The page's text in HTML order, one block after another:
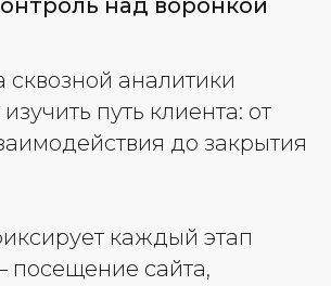
над воронкой
сквозной аналитики
путь клиента: от
до закрытия
каждый этап
посещение сайта,